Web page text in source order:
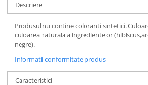
Romane de dragoste, Carti
romantice
Senzatii/Dragoste
Senzatii/Erotic
Senzatii/Suspans
Senzatii/Thriller
Descriere
Produsul nu contine coloranti sintetici.
culoarea naturala a ingredientelor
negre).
Informatii conformitate produs
Caracteristici